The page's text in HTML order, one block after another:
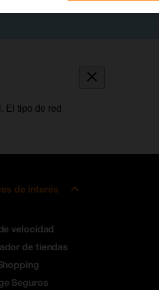
El tipo de red
de interés
velocidad
de tiendas
Seguros